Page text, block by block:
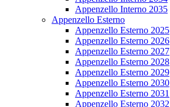
Appenzello Interno 2035
Appenzello Esterno
Appenzello Esterno 2025
Appenzello Esterno 2026
Appenzello Esterno 2027
Appenzello Esterno 2028
Appenzello Esterno 2029
Appenzello Esterno 2030
Appenzello Esterno 2031
Appenzello Esterno 2032